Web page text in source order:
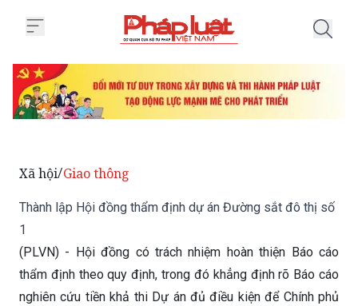
Xã hội/Giao thông
Thành lập Hội đồng thẩm định dự án Đường sắt đô thị số
1
(PLVN) - Hội đồng có trách nhiệm hoàn thiện Báo cáo
thẩm định theo quy định, trong đó khẳng định rõ Báo cáo
nghiên cứu tiền khả thi Dự án đủ điều kiện để Chính phủ